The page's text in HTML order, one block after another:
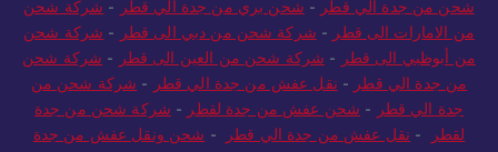
شحن من جدة الي قطر-شحن بري من جدة الي قطر-شركة شحن
من الامارات الى قطر-شركة شحن من دبي الى قطر-شركة شحن
من أبوظبي الى قطر- شركة شحن من العين الى قطر- شركة شحن
من جدة الي قطر-نقل عفش من جدة الي قطر-شركة شحن من
جدة الي قطر- شحن عفش من جدة لقطر- شركة شحن من جدة
لقطر- نقل عفش من جدة الي قطر-شحن ونقل عفش من جدة